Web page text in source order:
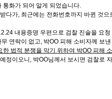
통화가 되어 알게 되었습니다.
다가, 최근에는 전화번호까지 바뀐 것으
내용증명 우편으로 검찰 진술을 요청
연락이 없고, 박OO 피해 소비자께 보
한 법적 분쟁을 막기 위하여 박OO 피해
정이오니, 박OO님께서 보시면 검찰로